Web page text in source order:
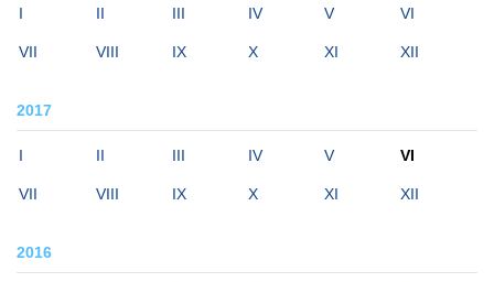
I II III IV V VI
VII VIII IX X XI XII
2017
I II III IV V VI
VII VIII IX X XI XII
2016